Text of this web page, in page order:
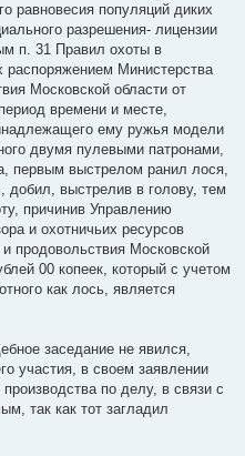
равновесия популяций диких
разрешения- лицензии
п. 31 Правил охоты в
распоряжением Министерства
Московской области от
времени и месте,
ему ружья модели
двумя пулевыми патронами,
первым выстрелом ранил лося,
добил, выстрелив в голову, тем
причинив Управлению
и охотничьих ресурсов
продовольствия Московской
00 копеек, который с учетом
как лось, является
заседание не явился,
участия, в своем заявлении
по делу, в связи с
так как тот загладил